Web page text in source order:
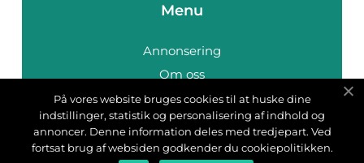
Menu
Annonsering
Om oss
Cookies
Kontakta oss
Sitemap
På vores website bruges cookies til at huske dine
indstillinger, statistik og personalisering af indhold og
annoncer. Denne information deles med tredjepart. Ved
fortsat brug af websiden godkender du cookiepolitikken.